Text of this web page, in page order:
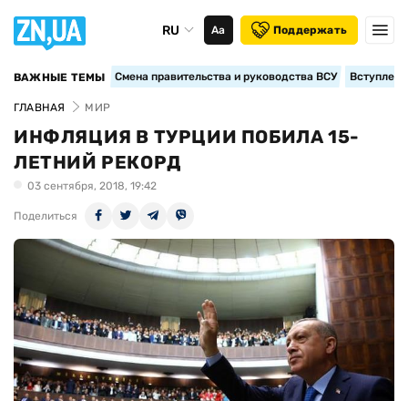
RU Аа Поддержать
ВАЖНЫЕ ТЕМЫ Смена правительства и руководства ВСУ
ГЛАВНАЯ МИР
ИНФЛЯЦИЯ В ТУРЦИИ ПОБИЛА 15-
ЛЕТНИЙ РЕКОРД
03 сентября, 2018, 19:42
Поделиться